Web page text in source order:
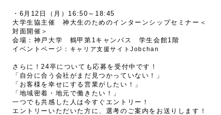
・6月12日（月）16:50～18:45
大学生協主催 神大生のためのインターンシップセミナー＜
対面開催＞
会場：神戸大学 鶴甲第1キャンパス 学生会館1階
イベントページ： キャリア支援サイトJobchan
さらに！24卒についても応募を受付中です！
「自分に合う会社がまだ見つかっていない！」
「お客様を幸せにする営業がしたい！」
「地域密着・地元で働きたい！」
一つでも共感した人は今すぐエントリー！
エントリーいただいた方に、選考のご案内をお送りします！